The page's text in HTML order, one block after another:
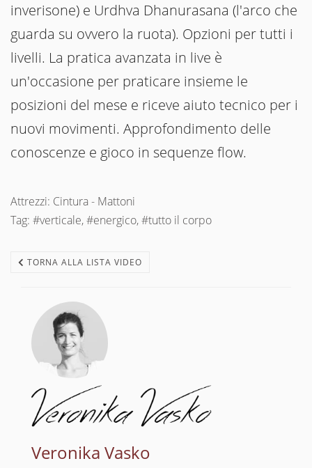
inverisone) e Urdhva Dhanurasana (l'arco che
guarda su ovvero la ruota). Opzioni per tutti i
livelli. La pratica avanzata in live è
un'occasione per praticare insieme le
posizioni del mese e riceve aiuto tecnico per i
nuovi movimenti. Approfondimento delle
conoscenze e gioco in sequenze flow.
Attrezzi: Cintura - Mattoni
Tag: #verticale, #energico, #tutto il corpo
TORNA ALLA LISTA VIDEO
Veronika Vasko